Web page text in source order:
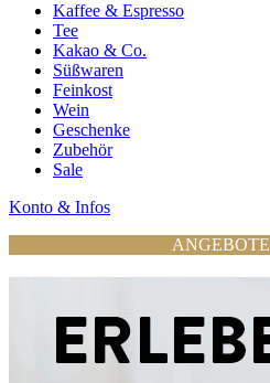
Kaffee & Espresso
Tee
Kakao & Co.
Süßwaren
Feinkost
Wein
Geschenke
Zubehör
Sale
Konto & Infos
ANGEBOTE